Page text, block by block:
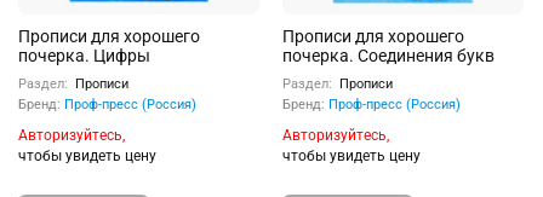
Прописи для хорошего
почерка. Цифры
Раздел:
Прописи
Бренд: Проф-пресс (Россия)
Авторизуйтесь,
чтобы увидеть цену
Прописи для хорошего
почерка. Соединения букв
Раздел:
Прописи
Бренд: Проф-пресс (Россия)
Авторизуйтесь,
чтобы увидеть цену